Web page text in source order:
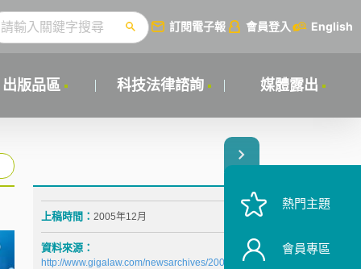
訂閱電子報 會員登入 English
出版品區 科技法律諮詢 媒體露出
上稿時間： 2005年12月
資料來源：
http://www.gigalaw.com/newsarchives/2005_12_13_i
熱門主題
會員專區